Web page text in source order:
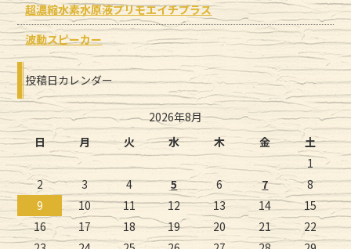
超濃縮水素水原液プリモエイチプラス
波動スピーカー
投稿日カレンダー
2026年8月
日
月 火 水 木 金
土
1
2
3 4 5 6 7
8
9
10 11 12 13 14
15
16
17 18 19 20 21
22